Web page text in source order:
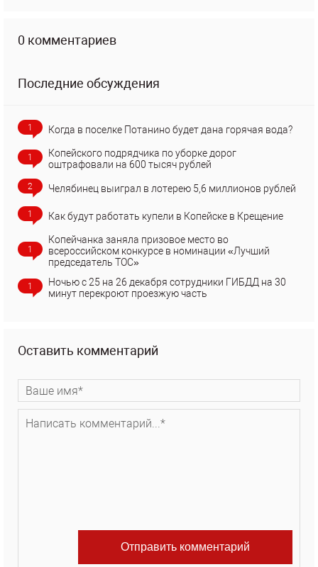
0 комментариев
Последние обсуждения
1 Когда в поселке Потанино будет дана горячая вода?
1
Копейского подрядчика по уборке дорог
оштрафовали на 600 тысяч рублей
2 Челябинец выиграл в лотерею 5,6 миллионов рублей
1 Как будут работать купели в Копейске в Крещение
1
Копейчанка заняла призовое место во
всероссийском конкурсе в номинации «Лучший
председатель ТОС»
1
Ночью с 25 на 26 декабря сотрудники ГИБДД на 30
минут перекроют проезжую часть
Оставить комментарий